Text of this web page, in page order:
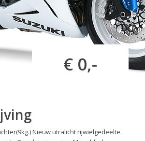
€ 0,-
Nieuw utralicht rijwielgedeelte.